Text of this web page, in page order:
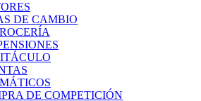
DE CAMBIO
DE COMPETICIÓN